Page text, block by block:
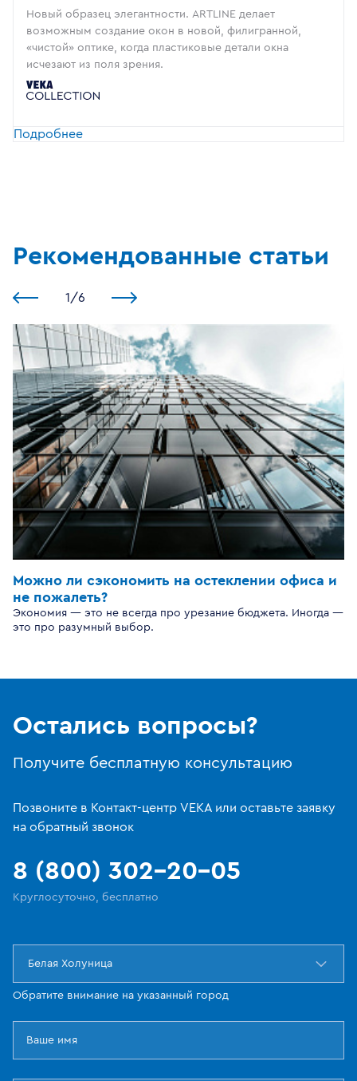
Новый образец элегантности. ARTLINE делает
возможным создание окон в новой, филигранной,
«чистой» оптике, когда пластиковые детали окна
исчезают из поля зрения.
Подробнее
Рекомендованные статьи
1 /6
Можно ли сэкономить на остеклении офиса и
не пожалеть?
Экономия — это не всегда про урезание бюджета. Иногда —
это про разумный выбор.
Остались вопросы?
Получите бесплатную консультацию
Позвоните в Контакт-центр VEKA или оставьте заявку
на обратный звонок
8 (800) 302-20-05
Круглосуточно, бесплатно
Белая Холуница
Обратите внимание на указанный город